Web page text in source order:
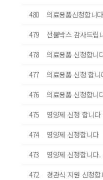
480
의료용품신청합니다
479
선물박스 감사드립
478
의료용품 신청합니
477
의료용품 신청 합니
476
의료용품 신청합니
475
영양제 신청 합니다
474
영양제 신청합니다
473
영양제 신청합니다.
472
경관식 지원 신청합